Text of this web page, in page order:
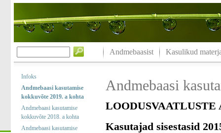
Andmebaasist Kasulikud
Infoks
Andmebaasi kasutamise
kokkuvõte 2019. a kohta
Andmebaasi kasutamise
kokkuvõte 2018. a kohta
Andmebaasi kasutamise
Andmebaasi
Kasutajad sisestasid